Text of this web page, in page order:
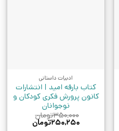
ادبیات داستانی
کتاب بارقه امید | انتشارات
کانون پرورش فکری کودکان و
نوجوانان
۳۵۰,۰۰۰تومان
قیمت
۲۵۰,۲۵۰تومان